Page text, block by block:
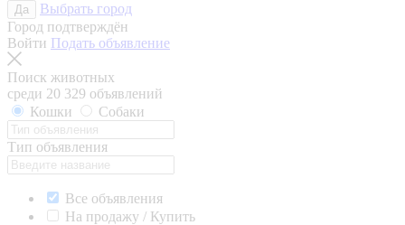
Да
Выбрать город
Город подтверждён
Войти Подать объявление
Поиск животных
среди 20 329 объявлений
Кошки
Собаки
Тип объявления
Все объявления
На продажу / Купить